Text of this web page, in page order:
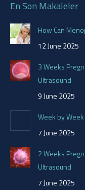
opens
in
new
window
opens
new
window
opens
new
window
En Son Makaleler
How Can
12 June 2025
3 Weeks
Ultrasound
9 June 2025
Week by
7 June 2025
2 Weeks
Ultrasound
7 June 2025